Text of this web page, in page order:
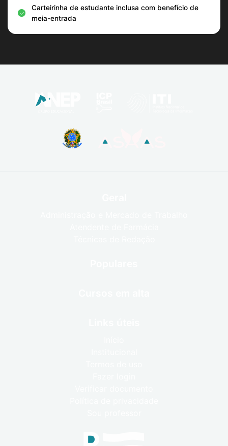
Carteirinha de estudante inclusa com benefício de
meia-entrada